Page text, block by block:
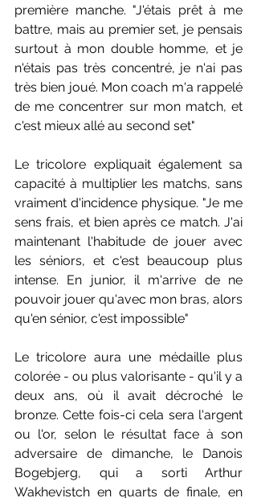
première manche. "J'étais prêt à me
battre, mais au premier set, je pensais
surtout à mon double homme, et je
n'étais pas très concentré, je n'ai pas
très bien joué. Mon coach m'a rappelé
de me concentrer sur mon match, et
c'est mieux allé au second set"
Le tricolore expliquait également sa
capacité à multiplier les matchs, sans
vraiment d'incidence physique. "Je me
sens frais, et bien après ce match. J'ai
maintenant l'habitude de jouer avec
les séniors, et c'est beaucoup plus
intense. En junior, il m'arrive de ne
pouvoir jouer qu'avec mon bras, alors
qu'en sénior, c'est impossible"
Le tricolore aura une médaille plus
colorée - ou plus valorisante - qu'il y a
deux ans, où il avait décroché le
bronze. Cette fois-ci cela sera l'argent
ou l'or, selon le résultat face à son
adversaire de dimanche, le Danois
Bogebjerg, qui a sorti Arthur
Wakhevistch en quarts de finale, en